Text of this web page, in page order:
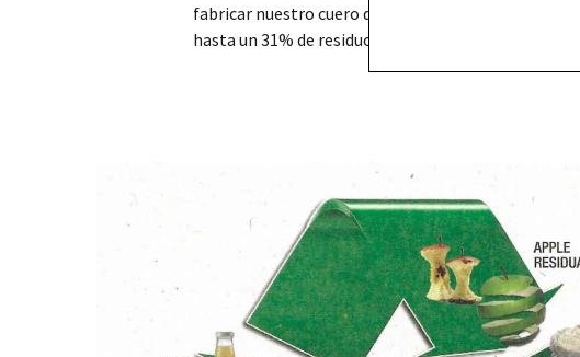
fabricar nuestro cuero de manzana vegano, que
hasta un 31% de residuos orgánicos de manzana.